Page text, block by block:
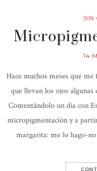
SIN
14
Hace muchos meses que
que llevan los ojos
Comentándolo un día con
micropigmentación y a
margarita: me lo hago-